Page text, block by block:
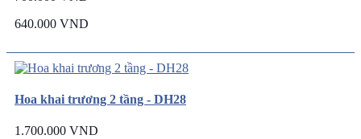
640.000 VND
Hoa khai trương 2 tầng - DH28
1.700.000 VND